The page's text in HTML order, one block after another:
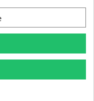
z knížek
začínající na stránce
z knížek